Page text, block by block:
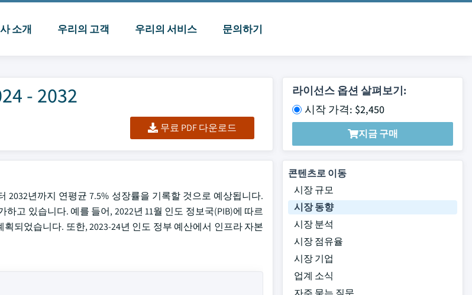
소개 우리의 고객 우리의 서비스 문의하기
- 2032
무료 PDF 다운로드
라이선스 옵션 살펴보기:
시작 가격: $2,450
지금 구매
2032년까지 연평균 7.5% 성장률을 기록할 것으로 예상됩니다.
고 있습니다. 예를 들어, 2022년 11월 인도 정보국(PIB)에 따르
되었습니다. 또한, 2023-24년 인도 정부 예산에서 인프라 자본
콘텐츠로 이동
시장 규모
시장 동향
시장 분석
시장 점유율
시장 기업
업계 소식